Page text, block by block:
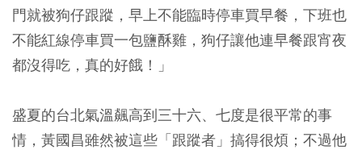
門就被狗仔跟蹤，早上不能臨時停車買早餐，下班也
不能紅線停車買一包鹽酥雞，狗仔讓他連早餐跟宵夜
都沒得吃，真的好餓！」
盛夏的台北氣溫飆高到三十六、七度是很平常的事
情，黃國昌雖然被這些「跟蹤者」搞得很煩；不過他